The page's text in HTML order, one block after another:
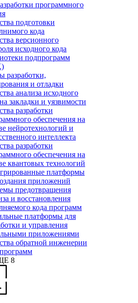
программного
подготовки
кода
версионного
исходного кода
подпрограмм
разработки,
и отладки
анализа исходного
закладки и уязвимости
разработки
обеспечения на
нейротехнологий и
интеллекта
разработки
обеспечения на
квантовых технологий
платформы
приложений
предотвращения
и восстановления
кода программ
платформы для
и управления
приложениями
обратной инженерии
8